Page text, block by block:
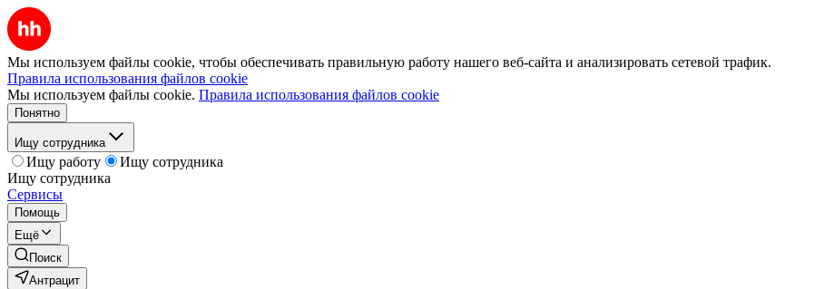
Мы используем файлы cookie, чтобы обеспечивать правильную работу нашего веб-сайта и анализировать сетевой трафик.
Правила использования файлов cookie
Мы используем файлы cookie. Правила использования файлов cookie
Понятно
Ищу сотрудника
Ищу работу
Ищу сотрудника
Ищу сотрудника
Сервисы
Помощь
Ещё
Поиск
Антрацит